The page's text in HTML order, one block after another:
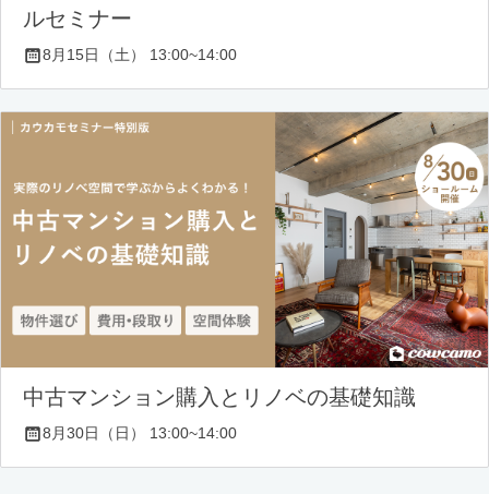
ルセミナー
8月15日（土） 13:00~14:00
中古マンション購入とリノベの基礎知識
8月30日（日） 13:00~14:00